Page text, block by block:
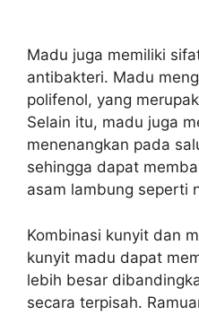
Madu juga memiliki
antibakteri. Madu
polifenol, yang
Selain itu, madu juga
menenangkan pada
sehingga dapat
asam lambung seperti
Kombinasi kunyit dan
kunyit madu dapat
lebih besar
secara terpisah.